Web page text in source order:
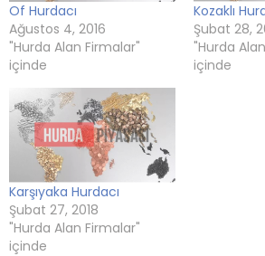
Of Hurdacı
Ağustos 4, 2016
"Hurda Alan Firmalar"
içinde
Kozaklı
Şubat 28,
"Hurda
içinde
Karşıyaka Hurdacı
Şubat 27, 2018
"Hurda Alan Firmalar"
içinde